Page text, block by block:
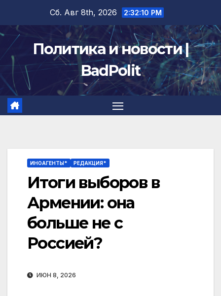
содержимому
Сб. Авг 8th, 2026 2:32:11 PM
Политика и новости |
BadPolit
ИНОАГЕНТЫ* РЕДАКЦИЯ*
Итоги выборов в
Армении: она
больше не с
Россией?
ИЮН 8, 2026